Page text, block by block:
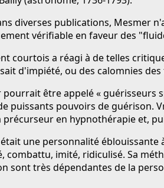
diverses publications, Mesmer
vérifiable en faveur des
courtois a réagi à de telles
d'impiété, ou des calomnies
être appelé « guérisseurs
puissants pouvoirs de guérison.
en hypnothérapie et,
une personnalité
combattu, imité, ridiculisé. Sa
sont très dépendantes de la